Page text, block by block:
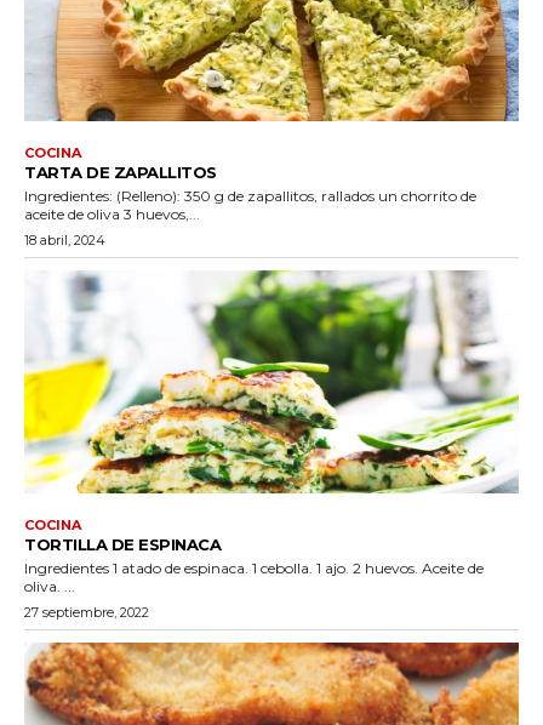
COCINA
TARTA DE ZAPALLITOS
Ingredientes: (Relleno): 350 g de zapallitos, rallados un chorrito de
aceite de oliva 3 huevos,...
18 abril, 2024
COCINA
TORTILLA DE ESPINACA
Ingredientes 1 atado de espinaca. 1 cebolla. 1 ajo. 2 huevos. Aceite de
oliva. ...
27 septiembre, 2022